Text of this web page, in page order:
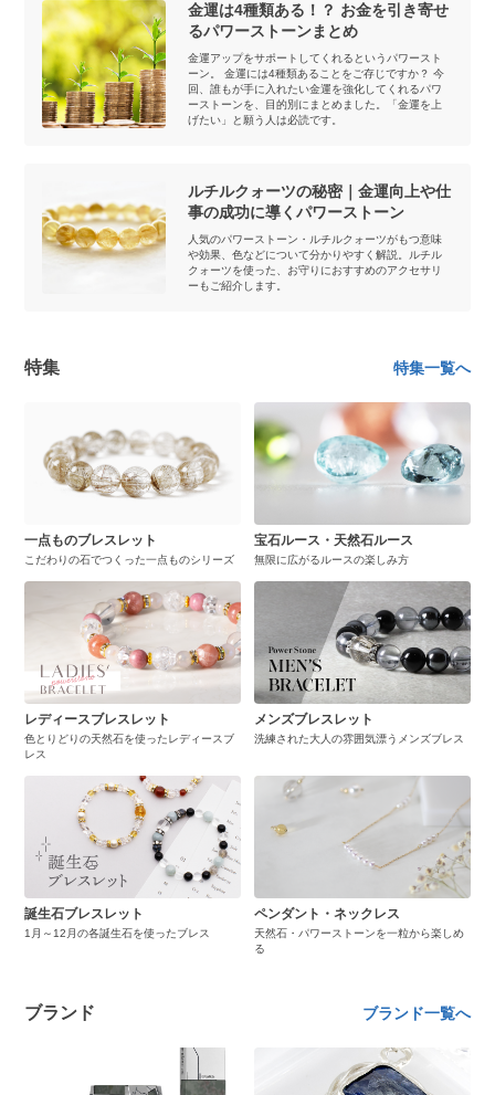
金運は4種類ある！？ お金を引き寄せ
るパワーストーンまとめ
金運アップをサポートしてくれるというパワースト
ーン。 金運には4種類あることをご存じですか？ 今
回、誰もが手に入れたい金運を強化してくれるパワ
ーストーンを、目的別にまとめました。「金運を上
げたい」と願う人は必読です。
ルチルクォーツの秘密｜金運向上や仕
事の成功に導くパワーストーン
人気のパワーストーン・ルチルクォーツがもつ意味
や効果、色などについて分かりやすく解説。ルチル
クォーツを使った、お守りにおすすめのアクセサリ
ーもご紹介します。
特集 特集一覧へ
一点ものブレスレット
こだわりの石でつくった一点ものシリーズ
宝石ルース・天然石ルース
無限に広がるルースの楽しみ方
レディースブレスレット
色とりどりの天然石を使ったレディースブ
レス
メンズブレスレット
洗練された大人の雰囲気漂うメンズブレス
誕生石ブレスレット
1月～12月の各誕生石を使ったブレス
ペンダント・ネックレス
天然石・パワーストーンを一粒から楽しめ
る
ブランド ブランド一覧へ